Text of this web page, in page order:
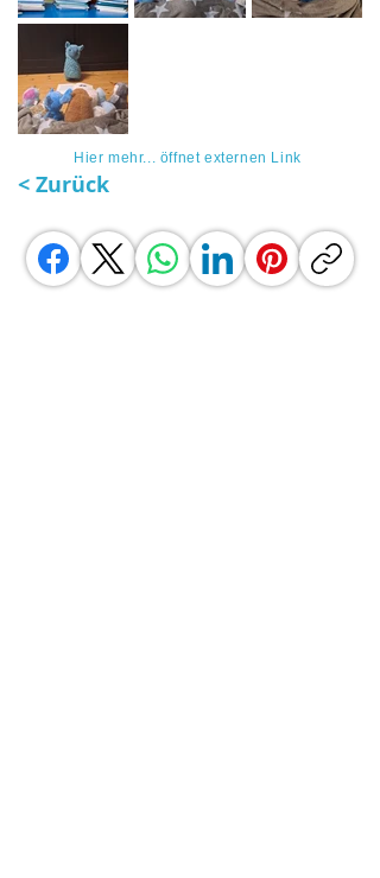
Hier mehr... öffnet externen Link
< Zurück